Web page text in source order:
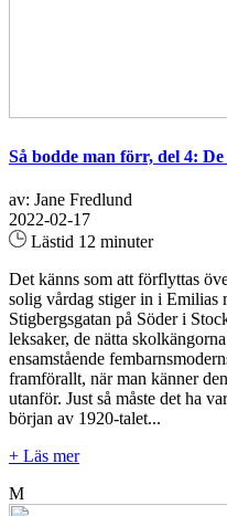
Så bodde man förr, del 4:
av: Jane Fredlund
2022-02-17
Lästid 12 minuter
Det känns som att förflyttas
solig vårdag stiger in i
Stigbergsgatan på Söder i
leksaker, de nätta
ensamstående
framförallt, när man känner
utanför. Just så måste det ha
början av 1920-talet...
+ Läs mer
M